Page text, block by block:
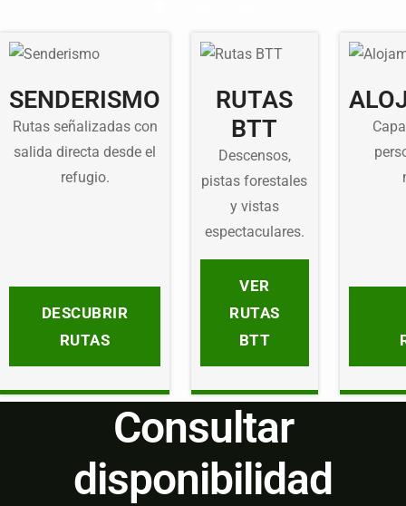
SENDERISMO
Rutas señalizadas con
salida directa desde el
refugio.
DESCUBRIR
RUTAS
RUTAS
BTT
Descensos,
pistas forestales
y vistas
espectaculares.
VER
RUTAS
BTT
Consultar
disponibilidad